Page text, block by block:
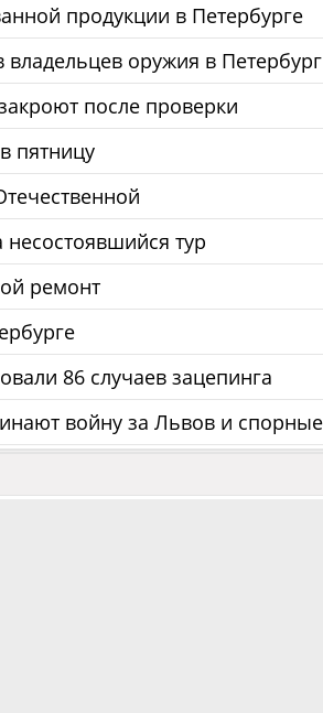
продукции в Петербурге
оружия в
после проверки
пятницу
несостоявшийся тур
ремонт
86 случаев зацепинга
войну за Львов и